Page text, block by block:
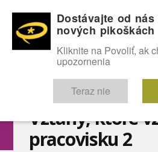
OMG! SEXICE
Vzťahy, ktoré
pracovisku 2
Dostávajte od
nových pikoškách
Kliknite na Povoliť, ak
upozornenia
Teraz nie